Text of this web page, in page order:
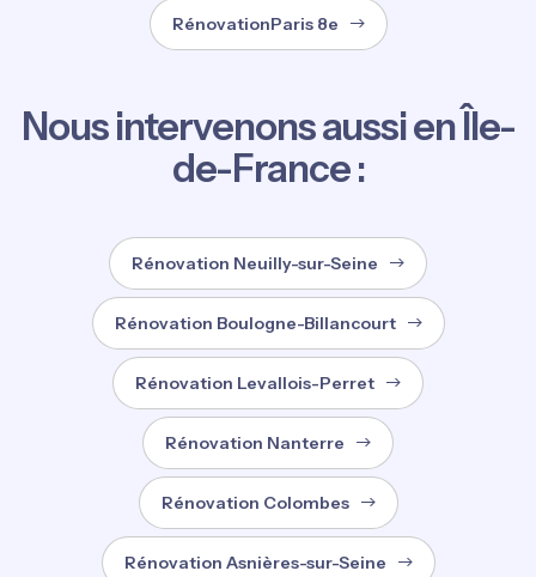
RénovationParis 8e
Nous intervenons aussi en Île-
de-France :
Rénovation Neuilly-sur-Seine
Rénovation Boulogne-Billancourt
Rénovation Levallois-Perret
Rénovation Nanterre
Rénovation Colombes
Rénovation Asnières-sur-Seine